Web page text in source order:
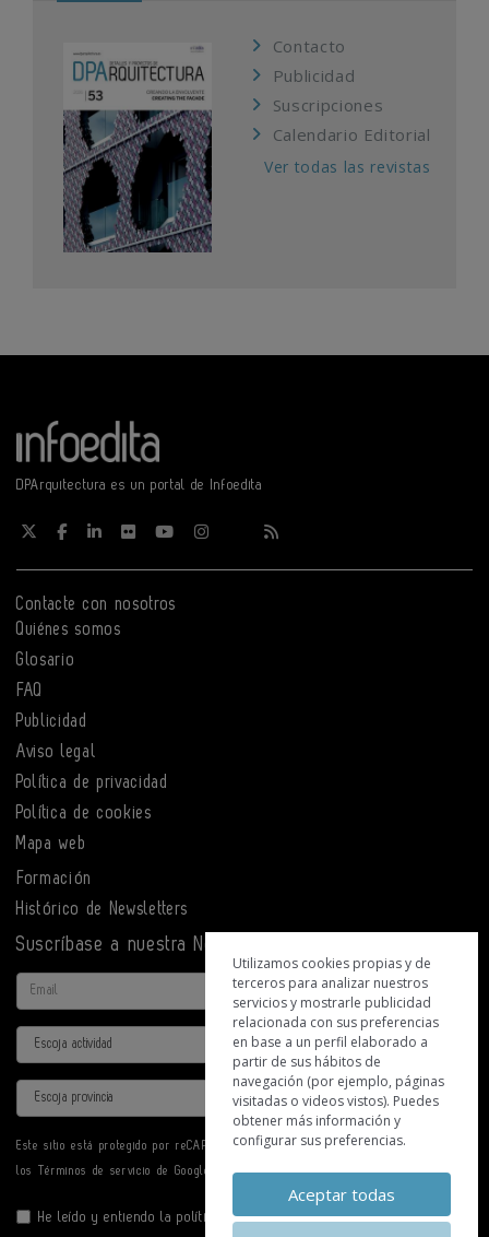
Contacto
Publicidad
Suscripciones
Calendario Editorial
Ver todas las revistas
DPArquitectura es un portal de Infoedita
Contacte con nosotros
Quiénes somos
Glosario
FAQ
Publicidad
Aviso legal
Política de privacidad
Política de cookies
Mapa web
Formación
Histórico de Newsletters
Suscríbase a nuestra Newsletter
Email
Actividad
Provincia
Este sitio está protegido por reCAPTCHA y se aplican laPolítica de privacidad
los Términos de servicio de Google.
He leído y entiendo lapolítica de privacidad
Utilizamos cookies propias y de
terceros para analizar nuestros
servicios y mostrarle publicidad
relacionada con sus preferencias
en base a un perfil elaborado a
partir de sus hábitos de
navegación (por ejemplo, páginas
visitadas o videos vistos). Puedes
obtener más información y
configurar sus preferencias.
Aceptar todas